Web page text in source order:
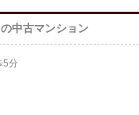
中古マンション
5分